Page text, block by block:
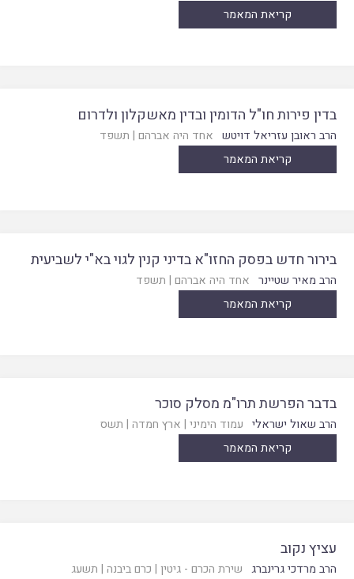
קריאת המאמר
בדין פירות חו"ל הדומין ובדין מאשקלון ולדרום
הרב ראובן עזריאל דויטש אחד היה אברהם | תשפד
קריאת המאמר
בירור חדש בפסק החזו"א בדיני קנין לגוי בא"י לשביעית
הרב מאיר שטיינר אחד היה אברהם | תשפד
קריאת המאמר
בדבר הפרשת תרו"מ מסלק סוכר
הרב שאול ישראלי עמוד הימיני | ארץ חמדה | תשס
קריאת המאמר
עציץ נקוב
הרב מרדכי גרינברג שירת הכרם - גיטין | כרם ביבנה | תשעג